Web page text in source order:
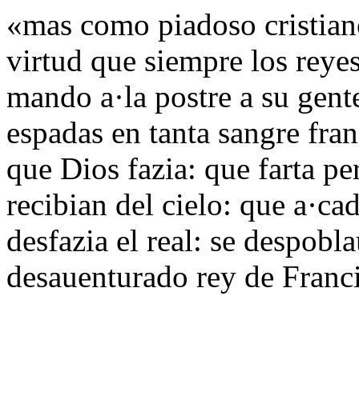
«mas como piadoso
virtud que siempre los
mando a·la postre a su
espadas en tanta sangre
que Dios fazia: que farta
recibian del cielo: que
desfazia el real: se
desauenturado rey de